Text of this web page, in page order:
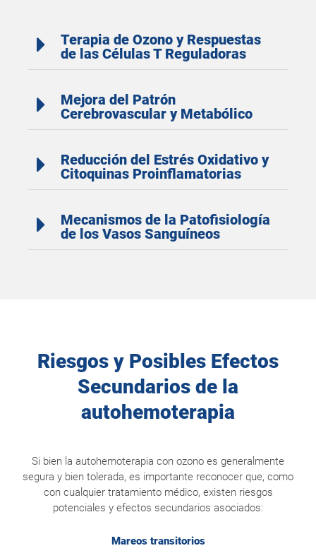
Terapia de Ozono y Respuestas
de las Células T Reguladoras
Mejora del Patrón
Cerebrovascular y Metabólico
Reducción del Estrés Oxidativo y
Citoquinas Proinflamatorias
Mecanismos de la Patofisiología
de los Vasos Sanguíneos
Riesgos y Posibles Efectos
Secundarios de la
autohemoterapia
Si bien la autohemoterapia con ozono es generalmente
segura y bien tolerada, es importante reconocer que, como
con cualquier tratamiento médico, existen riesgos
potenciales y efectos secundarios asociados:
Mareos transitorios